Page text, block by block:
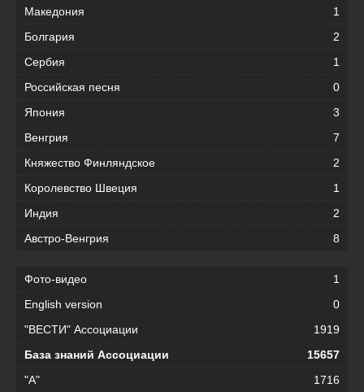
Македония
1
Болгария
2
Сербия
1
Российская песня
0
Япония
3
Венгрия
7
Княжество Финляндское
2
Королевство Швеция
1
Индия
2
Австро-Венгрия
8
Фото-видео
1
English version
0
"ВЕСТИ" Ассоциации
1919
База знаний Ассоциации
15657
"А"
1716